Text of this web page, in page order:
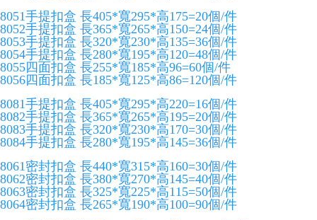
8051手提扣盒 長405*寬295*高175=20個/件
8052手提扣盒 長365*寬265*高150=24個/件
8053手提扣盒 長320*寬230*高135=36個/件
8054手提扣盒 長280*寬195*高120=48個/件
8055四面扣盒 長255*寬185*高96=60個/件
8056四面扣盒 長185*寬125*高86=120個/件
8081手提扣盒 長405*寬295*高220=16個/件
8082手提扣盒 長365*寬265*高195=20個/件
8083手提扣盒 長320*寬230*高170=30個/件
8084手提扣盒 長280*寬195*高145=36個/件
8061密封扣盒 長440*寬315*高160=30個/件
8062密封扣盒 長380*寬270*高145=40個/件
8063密封扣盒 長325*寬225*高115=50個/件
8064密封扣盒 長265*寬190*高100=90個/件